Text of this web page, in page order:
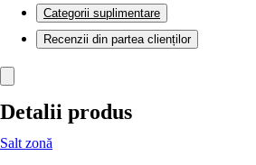
Categorii suplimentare
Recenzii din partea clienților
Detalii produs
Salt zonă